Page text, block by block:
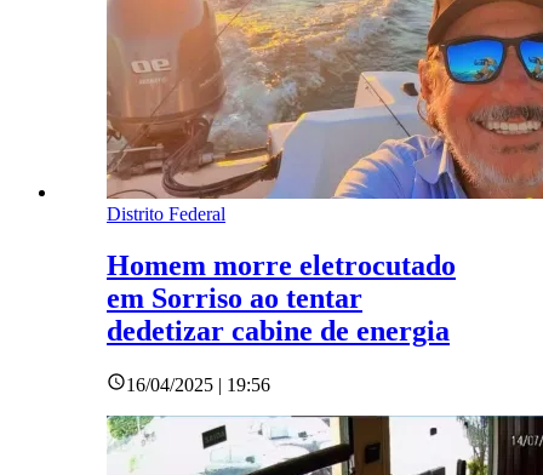
Distrito Federal
Homem morre eletrocutado
em Sorriso ao tentar
dedetizar cabine de energia
16/04/2025 | 19:56